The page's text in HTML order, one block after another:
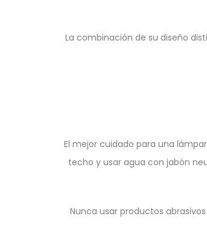
La combinación de su diseño
El mejor cuidado para una
techo y usar agua con jabón
Nunca usar productos